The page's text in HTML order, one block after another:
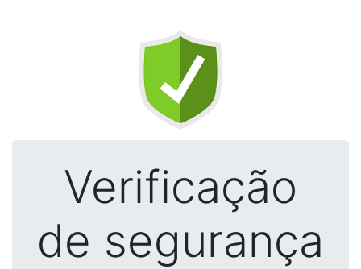
Verificação
de segurança